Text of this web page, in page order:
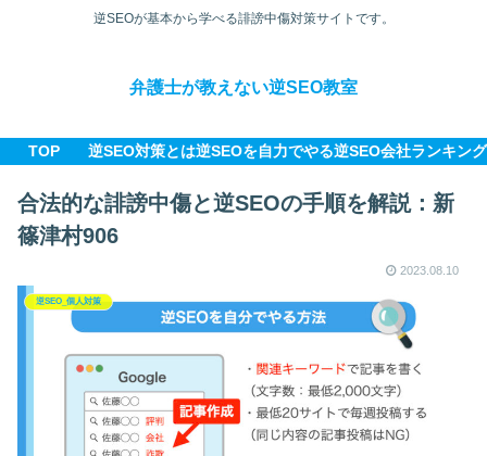
逆SEOが基本から学べる誹謗中傷対策サイトです。
弁護士が教えない逆SEO教室
TOP 逆SEO対策とは逆SEOを自力でやる逆SEO会社ランキング
合法的な誹謗中傷と逆SEOの手順を解説：新
篠津村906
2023.08.10
逆SEO_個人対策